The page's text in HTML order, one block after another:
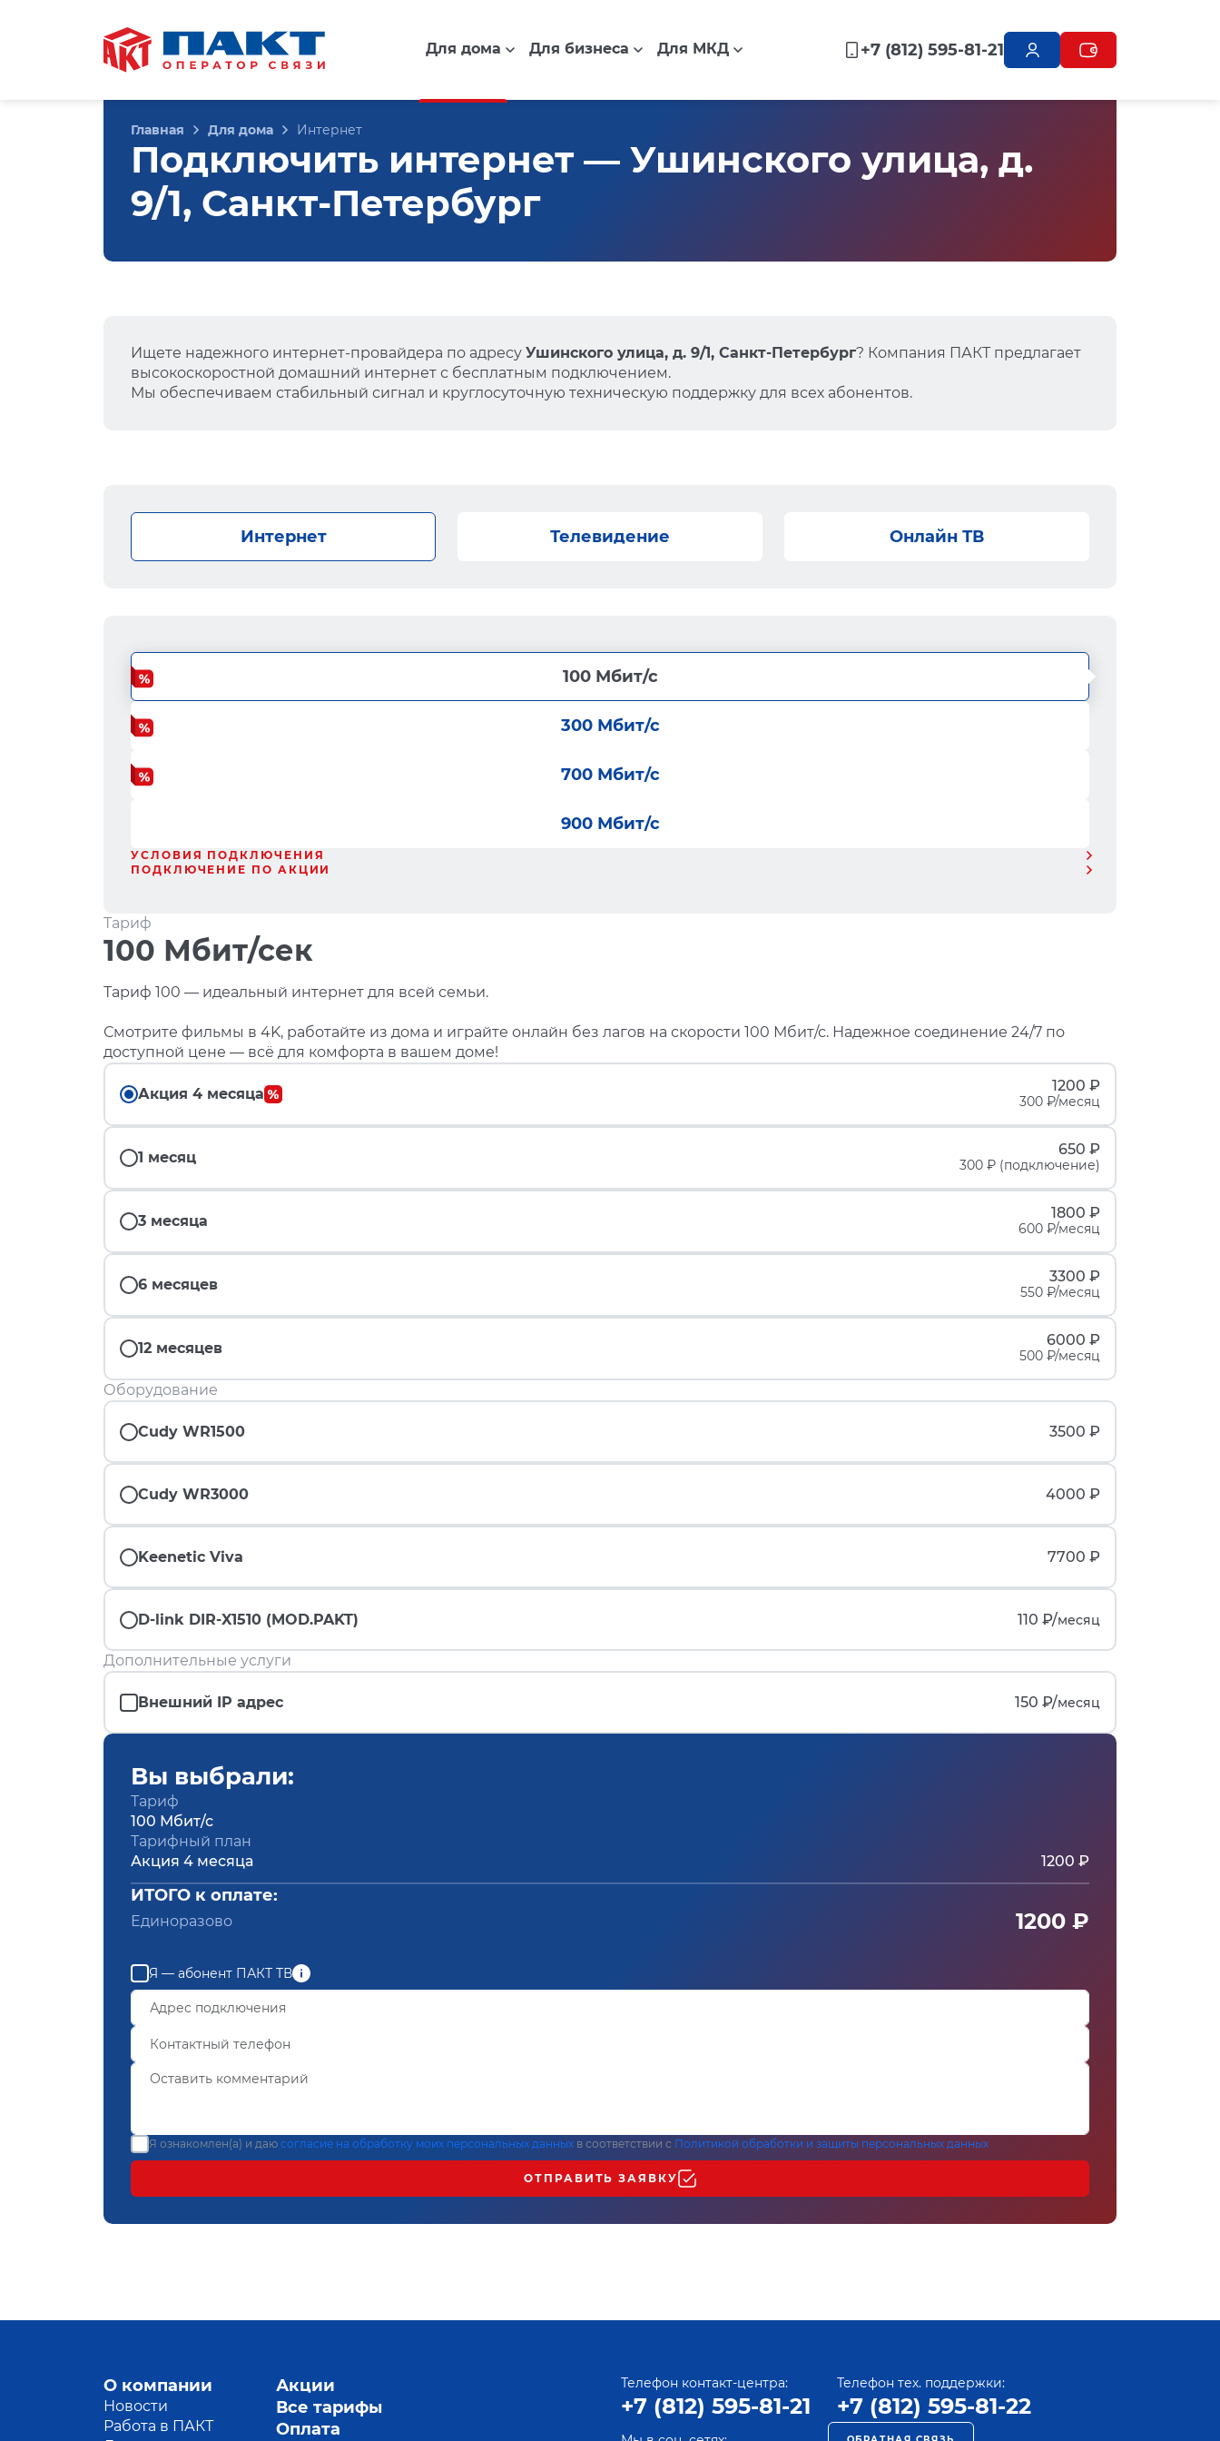
Для дома Для бизнеса Для МКД +7 (812) 595-81-21
Главная Для дома Интернет
Подключить интернет — Ушинского улица, д.
9/1, Санкт-Петербург
Ищете надежного интернет-провайдера по адресу Ушинского улица, д. 9/1, Санкт-Петербург? Компания ПАКТ предлагает
высокоскоростной домашний интернет с бесплатным подключением.
Мы обеспечиваем стабильный сигнал и круглосуточную техническую поддержку для всех абонентов.
Интернет Телевидение Онлайн ТВ
100 Мбит/с
300 Мбит/с
700 Мбит/с
900 Мбит/с
УСЛОВИЯ ПОДКЛЮЧЕНИЯ
ПОДКЛЮЧЕНИЕ ПО АКЦИИ
Тариф
100 Мбит/сек
Тариф 100 — идеальный интернет для всей семьи.
Смотрите фильмы в 4K, работайте из дома и играйте онлайн без лагов на скорости 100 Мбит/с. Надежное соединение 24/7 по
доступной цене — всё для комфорта в вашем доме!
Акция 4 месяца 1200 ₽
300 ₽/месяц
1 месяц 650 ₽
300 ₽ (подключение)
3 месяца 1800 ₽
600 ₽/месяц
6 месяцев 3300 ₽
550 ₽/месяц
12 месяцев 6000 ₽
500 ₽/месяц
Оборудование
Cudy WR1500 3500 ₽
Cudy WR3000 4000 ₽
Keenetic Viva 7700 ₽
D-link DIR-X1510 (MOD.PAKT) 110 ₽/месяц
Дополнительные услуги
Внешний IP адрес 150 ₽/месяц
Вы выбрали:
Тариф
100 Мбит/с
Тарифный план
Акция 4 месяца
1200 ₽
ИТОГО к оплате:
Единоразово 1200 ₽
Я — абонент ПАКТ ТВ
Я ознакомлен(а) и даю согласие на обработку моих персональных данных в соответствии с Политикой обработки и защиты персональных данных
ОТПРАВИТЬ ЗАЯВКУ
О компании
Новости
Работа в ПАКТ
Акции
Все тарифы
Оплата
Телефон контакт-центра:
+7 (812) 595-81-21
Телефон тех. поддержки:
+7 (812) 595-81-22